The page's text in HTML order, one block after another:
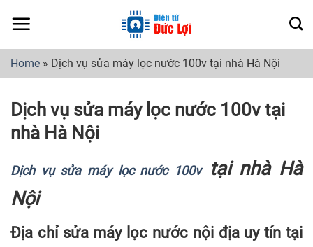
Home » Dịch vụ sửa máy lọc nước 100v tại nhà Hà Nội
Dịch vụ sửa máy lọc nước 100v tại
nhà Hà Nội
Dịch vụ sửa máy lọc nước 100vtại nhà Hà
Nội
Địa chỉ sửa máy lọc nước nội địa uy tín tại